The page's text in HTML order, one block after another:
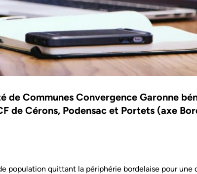
Communes Convergence Garonne
de Cérons, Podensac et Portets (axe
population quittant la périphérie bordelaise pour une